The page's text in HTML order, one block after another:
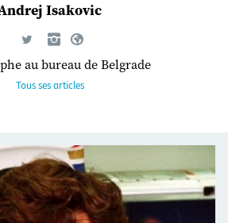
Isakovic
au bureau de Belgrade
Tous ses articles